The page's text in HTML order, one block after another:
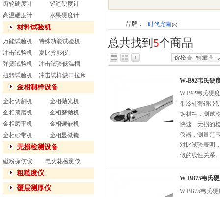
品牌： 时代光南(5)
总共找到 5个商品
价格 销量
W-B92韦氏硬
W-B92韦氏硬
带冷轧薄钢带
钢材料，测试
快速、无损的
仪器，测量范
对比试验表明
似的线性关系
W-BB75韦氏
W-BB75韦氏
齿轮硬度计
铅笔硬度计
高温硬度计
水果硬度计
材料试验机
万能试验机
特殊功能试验机
冲击试验机
夏比投影仪
弹簧试验机
冲击试验低温槽
扭转试验机
冲击试样缺口拉床
金相制样设备
金相切割机
金相抛光机
金相预磨机
金相磨抛机
金相磨平机
金相镶嵌机
金相砂带机
金相显微镜
无损检测设备
磁粉探伤仪 电火花检测仪
粗糙度仪
覆层测厚仪